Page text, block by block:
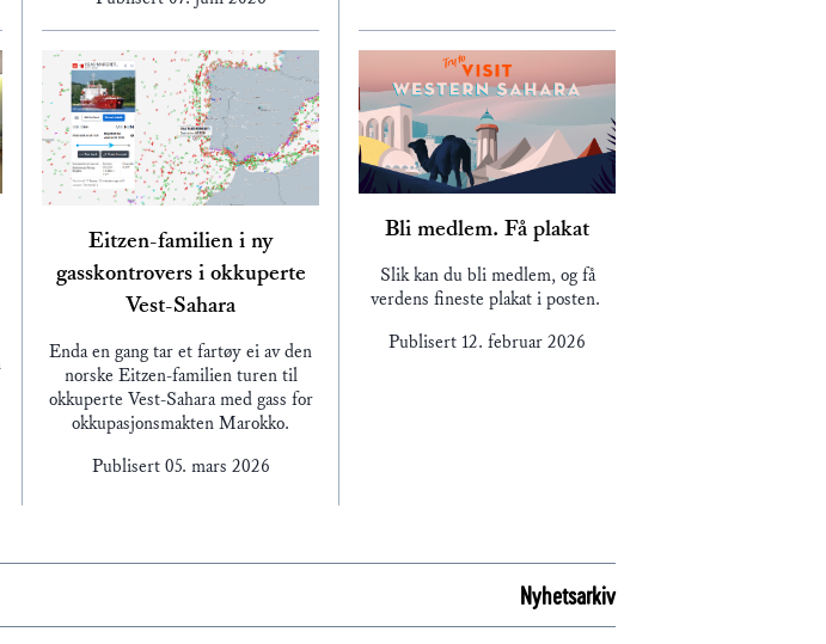
Eitzen-familien i ny
gasskontrovers i okkuperte
Vest-Sahara
Enda en gang tar et fartøy ei av den
norske Eitzen-familien turen til
okkuperte Vest-Sahara med gass for
okkupasjonsmakten Marokko.
Publisert 05. mars 2026
Bli medlem. Få plakat
Slik kan du bli medlem, og få
verdens fineste plakat i posten.
Publisert 12. februar 2026
Nyhetsarkiv